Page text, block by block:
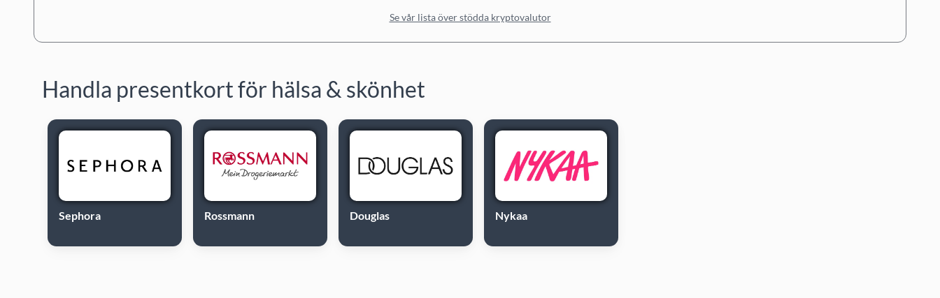
Se vår lista över stödda kryptovalutor
Handla presentkort för hälsa & skönhet
Sephora Rossmann Douglas Nykaa